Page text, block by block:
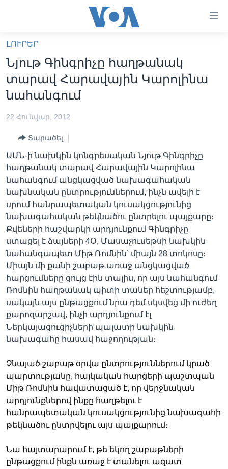
հիմնական
բովանդակությանը
անցնել
հիմնական
բովանդակությանը
բովանդակություն
ԼՈՒՐԵՐ
ՍՓՅՈՒՌՔ
IN ENGLISH
ՄԵՐ ՄԱՍԻՆ
«ԱՄԵՐԻԿԱՅԻ ՁԱՅՆ»-Ի ԿԱՆՈՆԱԴՐՈՒԹՅՈՒՆ
ԿԱՊ ՄԵԶ ՀԵՏ
ՈՒԿՐԱԻՆԱԿԱՆ ՊԱՏԵՐԱԶՄ
Learning English
ՀԵՏԵՒԵՔ ՄԵԶ
Լեզուներ
ԼՈՒՐԵՐ
Նյութ Գինգրիչը հաղթանակ
տարավ Հարավային Կարոլինա
նահանգում
22 Հունվար, 2012
Տարածել
ԱՄՆ-ի նախկին կոնգրեսական Նյութ Գինգրիչը
հաղթանակ տարավ Հարավային Կարոլինա
նահանգում անցկացված նախագահական
նախնական ընտրություններում, ինչն ավելի է
սրում հանրապետական կուսակցությունից
նախագահական թեկնածու ընտրելու պայքարը։
Քվեների հաշվարկի արդյունքում Գինգրիչը
ստացել է ձայների 4Օ, Մասաչուսեթսի նախկին
նահանգապետ Միթ Ռոմնին՝ միայն 28 տոկոսը։
Միայն մի քանի շաբաթ առաջ անցկացված
հարցումները ցույց էին տալիս, որ այս նահանգում
Ռոմնին հաղթանակ պիտի տաներ հեշտությամբ,
սակայն այս ընթացքում նրա դեմ սկսվեց մի ուժեղ
քարոզարշավ, ինչի արդյունքում էլ
Ներկայացուցիչների պալատի նախկին
նախագահը հասավ հաջողության։
Չնայած շաբաթ օրվա ընտրություններում կրած
պարտությանը, հայկական հարցերի պաշտպան
Միթ Ռոմնին հավատացած է, որ վերջնական
արդյունքներով ինքը հաղթելու է
հանրապետական կուսակցությունից նախագահի
թեկնածու ընտրվելու այս պայքարում։
Նա հայտարարում է, թե եկող շաբաթների
ընթացքում ինքն առաջ է տանելու ազատ